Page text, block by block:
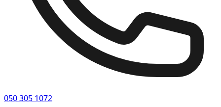
050 305 1072